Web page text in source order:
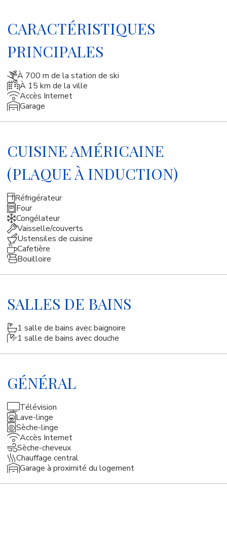
CARACTÉRISTIQUES
PRINCIPALES
À 700 m de la station de ski
À 15 km de la ville
Accès Internet
Garage
CUISINE AMÉRICAINE
(PLAQUE À INDUCTION)
Réfrigérateur
Four
Congélateur
Vaisselle/couverts
Ustensiles de cuisine
Cafetière
Bouilloire
SALLES DE BAINS
1 salle de bains avec baignoire
1 salle de bains avec douche
GÉNÉRAL
Télévision
Lave-linge
Sèche-linge
Accès Internet
Sèche-cheveux
Chauffage central
Garage à proximité du logement